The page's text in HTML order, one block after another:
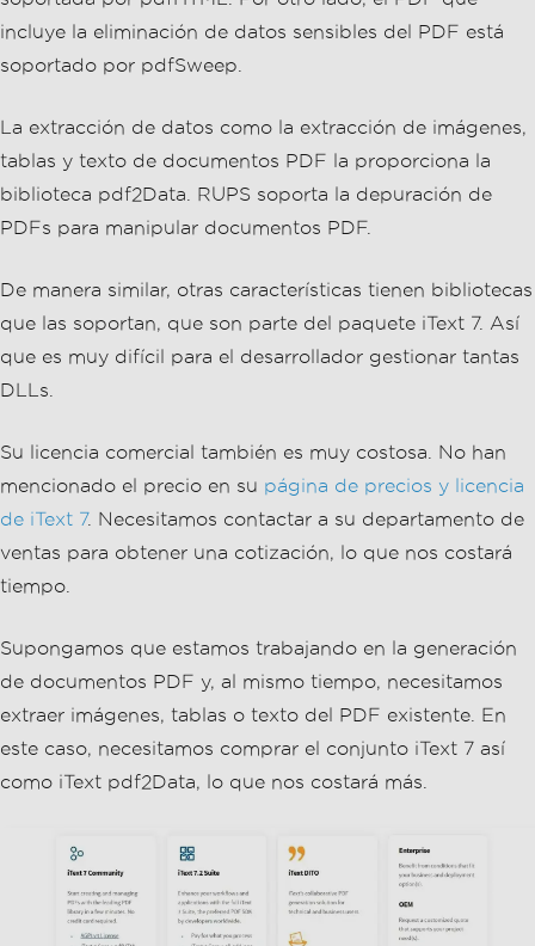
incluye la eliminación de datos sensibles del PDF está
soportado por pdfSweep.
La extracción de datos como la extracción de imágenes,
tablas y texto de documentos PDF la proporciona la
biblioteca pdf2Data. RUPS soporta la depuración de
PDFs para manipular documentos PDF.
De manera similar, otras características tienen bibliotecas
que las soportan, que son parte del paquete iText 7. Así
que es muy difícil para el desarrollador gestionar tantas
DLLs.
Su licencia comercial también es muy costosa. No han
mencionado el precio en su página de precios y licencia
de iText 7. Necesitamos contactar a su departamento de
ventas para obtener una cotización, lo que nos costará
tiempo.
Supongamos que estamos trabajando en la generación
de documentos PDF y, al mismo tiempo, necesitamos
extraer imágenes, tablas o texto del PDF existente. En
este caso, necesitamos comprar el conjunto iText 7 así
como iText pdf2Data, lo que nos costará más.